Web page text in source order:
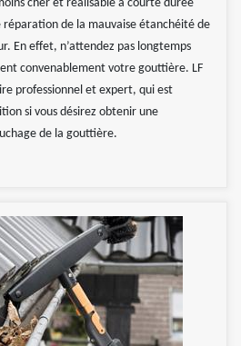
cher et réalisable à courte durée
de la mauvaise étanchéité de
En effet, n’attendez pas longtemps
convenablement votre gouttière. LF
professionnel et expert, qui est
si vous désirez obtenir une
de la gouttière.